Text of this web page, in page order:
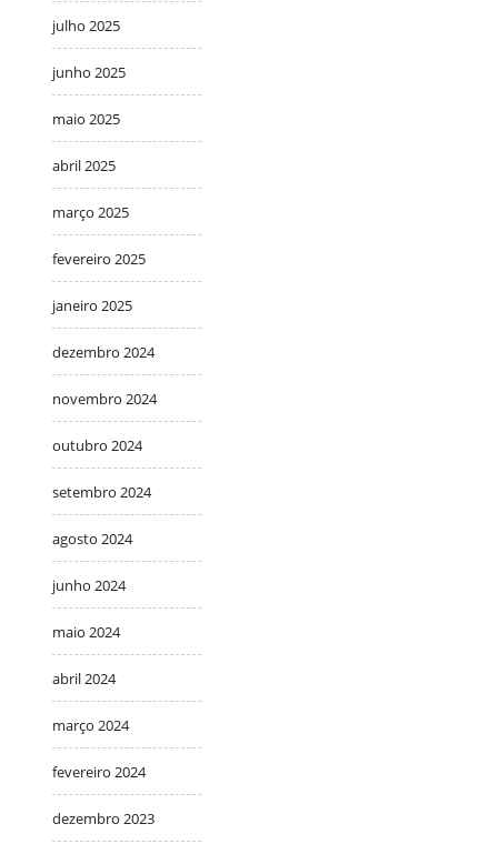
julho 2025
junho 2025
maio 2025
abril 2025
março 2025
fevereiro 2025
janeiro 2025
dezembro 2024
novembro 2024
outubro 2024
setembro 2024
agosto 2024
junho 2024
maio 2024
abril 2024
março 2024
fevereiro 2024
dezembro 2023